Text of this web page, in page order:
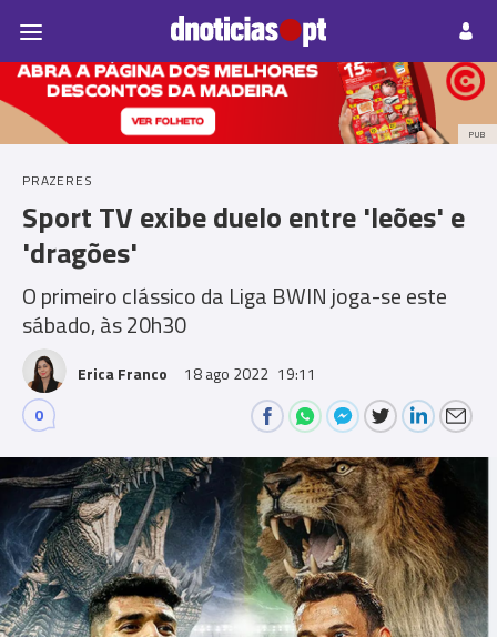
Prazeres Paisagens
PUB
PRAZERES
Sport TV exibe duelo entre 'leões' e
'dragões'
O primeiro clássico da Liga BWIN joga-se este
sábado, às 20h30
Erica Franco 18 ago 2022 19:11
0